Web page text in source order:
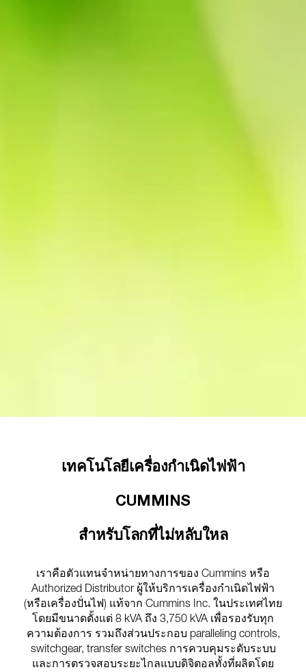
เทคโนโลยีเครื่องกำเนิดไฟฟ้า
CUMMINS
สำหรับโลกที่ไม่หลับใหล
เราคือตัวแทนจำหน่ายทางการของ Cummins หรือ
Authorized Distributor ผู้ให้บริการเครื่องกำเนิดไฟฟ้า
(หรือเครื่องปั่นไฟ) แท้จาก Cummins Inc. ในประเทศไทย
โดยมีขนาดตั้งแต่ 8 kVA ถึง 3,750 kVA เพื่อรองรับทุก
ความต้องการ รวมถึงส่วนประกอบ paralleling controls,
switchgear, transfer switches การควบคุมระดับระบบ
และการตรวจสอบระยะไกลแบบดิจิตอลทั้งที่ผลิตโดย